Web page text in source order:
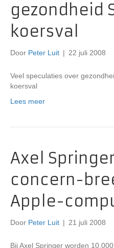
gezondheid
koersval
Door Peter Luit | 22 juli 2008
Veel speculaties over
koersval
Lees meer
Axel
concern-
Apple-
Door Peter Luit | 21 juli 2008
Bij Axel Springer worden